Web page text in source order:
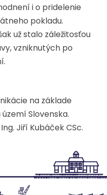
i o pridelenie
pokladu.
už stalo záležitosťou
vzniknutých po
na základe
Slovenska.
Jiří Kubáček CSc.